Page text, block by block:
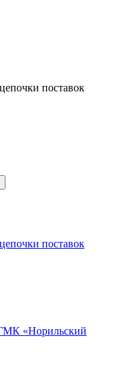
поставок
поставок
«Норильский